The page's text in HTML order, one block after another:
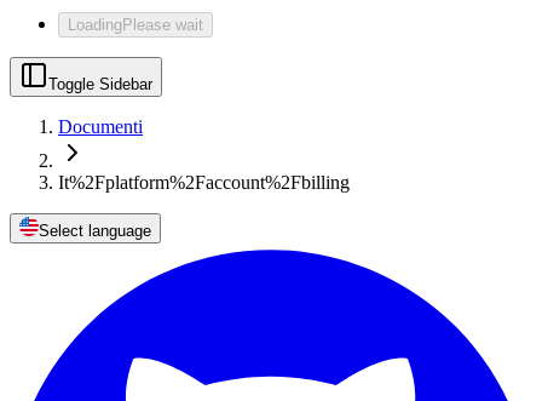
LoadingPlease wait
Toggle Sidebar
Documenti
It%2Fplatform%2Faccount%2Fbilling
Select language